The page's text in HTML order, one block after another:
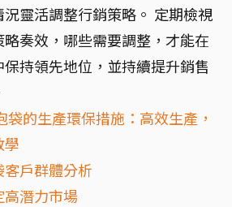
靈活調整行銷策略。 定期檢視
奏效，哪些需要調整，才能在
持領先地位，並持續提升銷售
袋的生產環保措施：高效生產，
學
戶群體分析
潛力市場